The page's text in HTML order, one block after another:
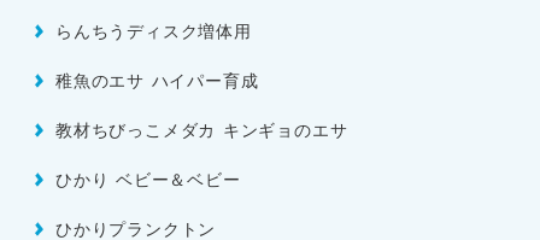
らんちうディスク増体用
稚魚のエサ ハイパー育成
教材ちびっこメダカ キンギョのエサ
ひかり ベビー＆ベビー
ひかりプランクトン